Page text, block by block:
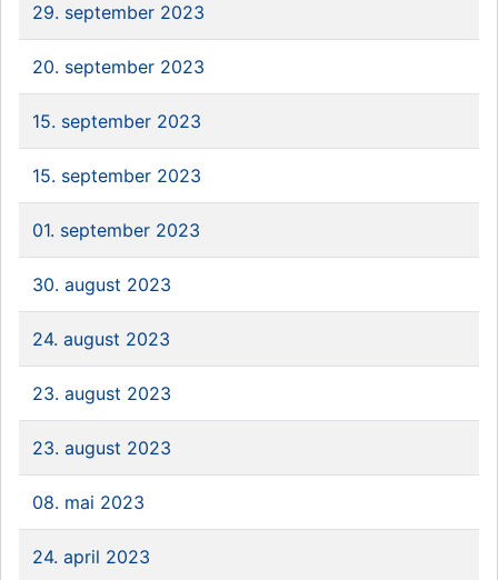
29. september 2023
20. september 2023
15. september 2023
15. september 2023
01. september 2023
30. august 2023
24. august 2023
23. august 2023
23. august 2023
08. mai 2023
24. april 2023